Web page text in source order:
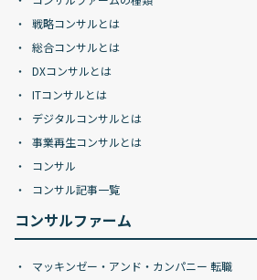
戦略コンサルとは
総合コンサルとは
DXコンサルとは
ITコンサルとは
デジタルコンサルとは
事業再生コンサルとは
コンサル
コンサル記事一覧
コンサルファーム
マッキンゼー・アンド・カンパニー 転職